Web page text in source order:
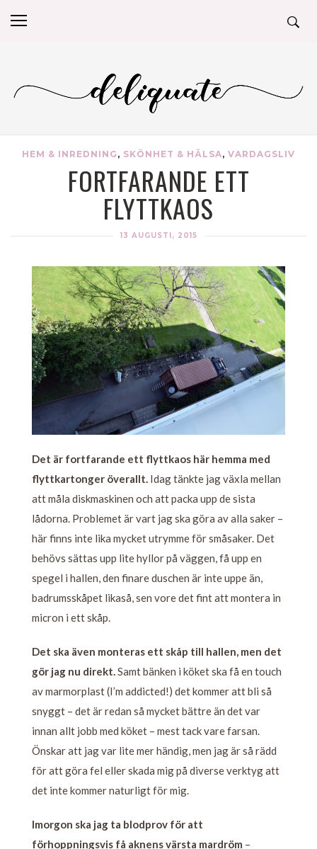
HEM & INREDNING , SKÖNHET & HÄLSA, VARDAGSLIV
FORTFARANDE ETT
FLYTTKAOS
13 AUGUSTI, 2015
Det är fortfarande ett flyttkaos här hemma med
flyttkartonger överallt. Idag tänkte jag växla mellan
att måla diskmaskinen och att packa upp de sista
lådorna. Problemet är vart jag ska göra av alla saker –
här finns inte lika mycket utrymme för småsaker. Det
behövs sättas upp lite hyllor på väggen, få upp en
spegel i hallen, den finare duschen är inte uppe än,
badrumsskåpet likaså, sen vore det fint att montera in
micron i ett skåp.
Det ska även monteras ett skåp till hallen, men det
gör jag nu direkt.Samt bänken i köket ska få en touch
av marmorplast (I’m addicted!) det kommer att bli så
snyggt – det är redan så mycket bättre än det var
innan allt jobb med köket – mest tack vare farsan.
Önskar att jag var lite mer händig, men jag är så rädd
för att göra fel eller skada mig på diverse verktyg att
det inte kommer naturligt för mig.
Imorgon ska jag ta blodprov för att
förhoppningsvis få aknens värsta mardröm –